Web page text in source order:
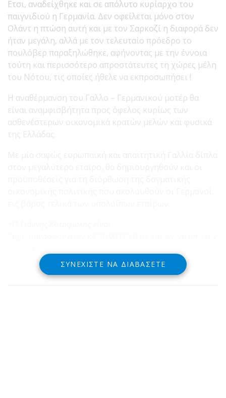
Ετσι, αναδείχθηκε και σε απόλυτο κυρίαρχο του
παιγνιδιού η Γερμανία. Δεν οφείλεται μόνο στον
Ολάντ η πτώση αυτή και με τον Σαρκοζί η διαφορά δεν
ήταν μεγάλη, αλλά με τον τελευταίο πρόεδρο το
πουλόβερ παραξηλώθηκε, αφήνοντας με την έννοια
τούτη και περισσότερο απροστάτευτες τη χώρες μέλη
του Νότου, τις οποίες ήθελε να εκπροσωπήσει !
Η αναθέρμανση του Γαλλο – Γερμανικού μοτέρ θα
είναι αναμφισβήτητα προς όφελος κυρίως των
ασθενέστερων οικονομικά κρατών μελών και φυσικά
της Ελλάδας.
ΣΥΝΕΧΊΣΤΕ ΝΑ ΔΙΑΒΆΣΕΤΕ